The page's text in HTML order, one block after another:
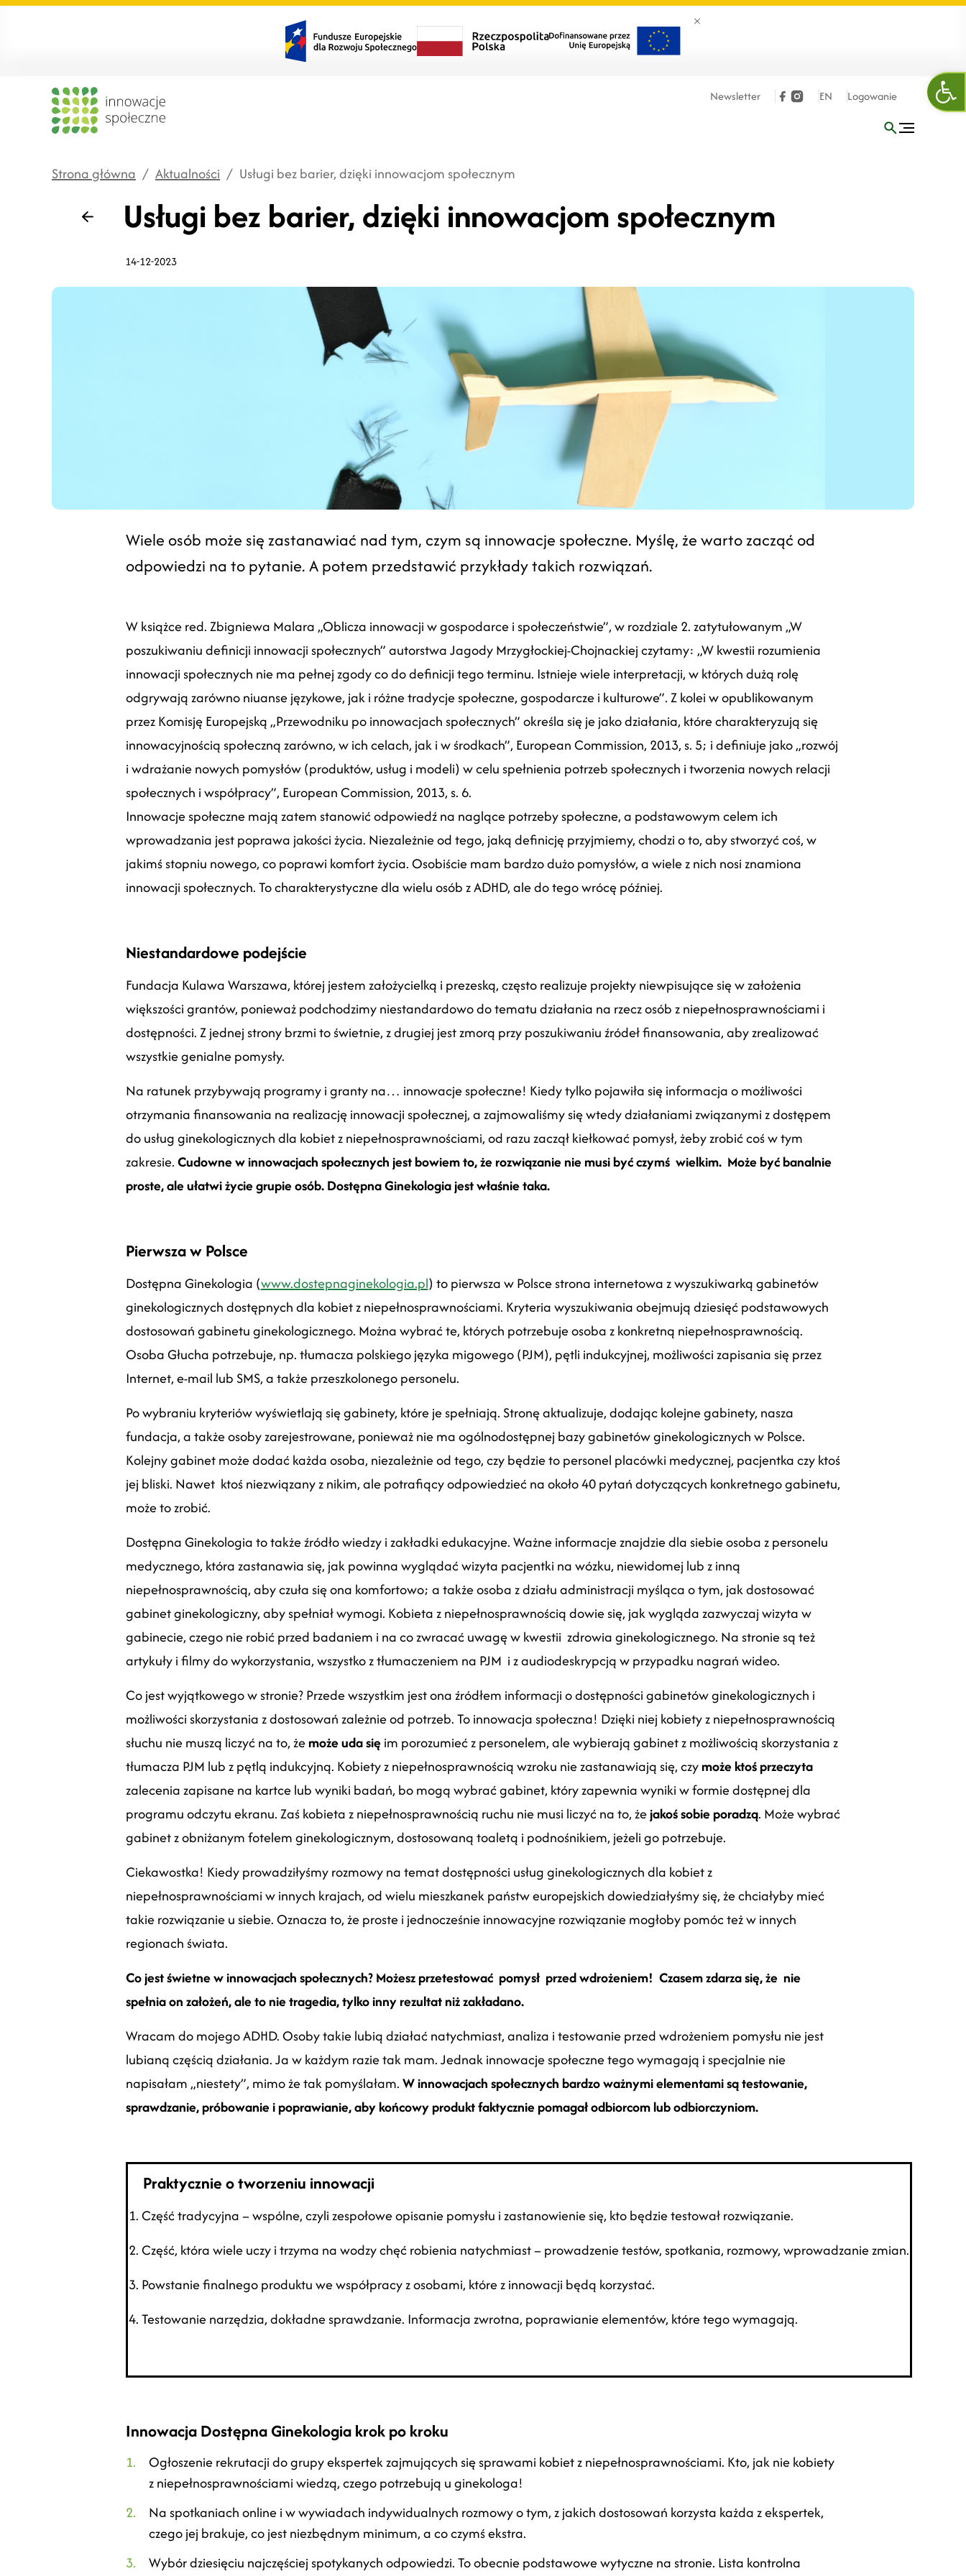
Zamknij banner
Newsletter EN Logowanie
Strona główna / Aktualności / Usługi bez barier, dzięki innowacjom społecznym
Wstecz
Usługi bez barier, dzięki innowacjom społecznym
14-12-2023
Wiele osób może się zastanawiać nad tym, czym są innowacje społeczne. Myślę, że warto zacząć od
odpowiedzi na to pytanie. A potem przedstawić przykłady takich rozwiązań.
W książce red. Zbigniewa Malara „Oblicza innowacji w gospodarce i społeczeństwie”, w rozdziale 2. zatytułowanym „W
poszukiwaniu definicji innowacji społecznych” autorstwa Jagody Mrzygłockiej-Chojnackiej czytamy: „W kwestii rozumienia
innowacji społecznych nie ma pełnej zgody co do definicji tego terminu. Istnieje wiele interpretacji, w których dużą rolę
odgrywają zarówno niuanse językowe, jak i różne tradycje społeczne, gospodarcze i kulturowe”. Z kolei w opublikowanym
przez Komisję Europejską „Przewodniku po innowacjach społecznych” określa się je jako działania, które charakteryzują się
innowacyjnością społeczną zarówno, w ich celach, jak i w środkach”, European Commission, 2013, s. 5; i definiuje jako „rozwój
i wdrażanie nowych pomysłów (produktów, usług i modeli) w celu spełnienia potrzeb społecznych i tworzenia nowych relacji
społecznych i współpracy”, European Commission, 2013, s. 6.
Innowacje społeczne mają zatem stanowić odpowiedź na naglące potrzeby społeczne, a podstawowym celem ich
wprowadzania jest poprawa jakości życia. Niezależnie od tego, jaką definicję przyjmiemy, chodzi o to, aby stworzyć coś, w
jakimś stopniu nowego, co poprawi komfort życia. Osobiście mam bardzo dużo pomysłów, a wiele z nich nosi znamiona
innowacji społecznych. To charakterystyczne dla wielu osób z ADHD, ale do tego wrócę później.
Niestandardowe podejście
Fundacja Kulawa Warszawa, której jestem założycielką i prezeską, często realizuje projekty niewpisujące się w założenia
większości grantów, ponieważ podchodzimy niestandardowo do tematu działania na rzecz osób z niepełnosprawnościami i
dostępności. Z jednej strony brzmi to świetnie, z drugiej jest zmorą przy poszukiwaniu źródeł finansowania, aby zrealizować
wszystkie genialne pomysły.
Na ratunek przybywają programy i granty na… innowacje społeczne! Kiedy tylko pojawiła się informacja o możliwości
otrzymania finansowania na realizację innowacji społecznej, a zajmowaliśmy się wtedy działaniami związanymi z dostępem
do usług ginekologicznych dla kobiet z niepełnosprawnościami, od razu zaczął kiełkować pomysł, żeby zrobić coś w tym
zakresie.Cudowne w innowacjach społecznych jest bowiem to, że rozwiązanie nie musi być czymś wielkim. Może być banalnie
proste, ale ułatwi życie grupie osób. Dostępna Ginekologia jest właśnie taka.
Pierwsza w Polsce
Dostępna Ginekologia (www.dostepnaginekologia.pl) to pierwsza w Polsce strona internetowa z wyszukiwarką gabinetów
ginekologicznych dostępnych dla kobiet z niepełnosprawnościami. Kryteria wyszukiwania obejmują dziesięć podstawowych
dostosowań gabinetu ginekologicznego. Można wybrać te, których potrzebuje osoba z konkretną niepełnosprawnością.
Osoba Głucha potrzebuje, np. tłumacza polskiego języka migowego (PJM), pętli indukcyjnej, możliwości zapisania się przez
Internet, e-mail lub SMS, a także przeszkolonego personelu.
Po wybraniu kryteriów wyświetlają się gabinety, które je spełniają. Stronę aktualizuje, dodając kolejne gabinety, nasza
fundacja, a także osoby zarejestrowane, ponieważ nie ma ogólnodostępnej bazy gabinetów ginekologicznych w Polsce.
Kolejny gabinet może dodać każda osoba, niezależnie od tego, czy będzie to personel placówki medycznej, pacjentka czy ktoś
jej bliski. Nawet ktoś niezwiązany z nikim, ale potrafiący odpowiedzieć na około 40 pytań dotyczących konkretnego gabinetu,
może to zrobić.
Dostępna Ginekologia to także źródło wiedzy i zakładki edukacyjne. Ważne informacje znajdzie dla siebie osoba z personelu
medycznego, która zastanawia się, jak powinna wyglądać wizyta pacjentki na wózku, niewidomej lub z inną
niepełnosprawnością, aby czuła się ona komfortowo; a także osoba z działu administracji myśląca o tym, jak dostosować
gabinet ginekologiczny, aby spełniał wymogi. Kobieta z niepełnosprawnością dowie się, jak wygląda zazwyczaj wizyta w
gabinecie, czego nie robić przed badaniem i na co zwracać uwagę w kwestii zdrowia ginekologicznego. Na stronie są też
artykuły i filmy do wykorzystania, wszystko z tłumaczeniem na PJM i z audiodeskrypcją w przypadku nagrań wideo.
Co jest wyjątkowego w stronie? Przede wszystkim jest ona źródłem informacji o dostępności gabinetów ginekologicznych i
możliwości skorzystania z dostosowań zależnie od potrzeb. To innowacja społeczna! Dzięki niej kobiety z niepełnosprawnością
słuchu nie muszą liczyć na to, żemoże uda sięim porozumieć z personelem, ale wybierają gabinet z możliwością skorzystania z
tłumacza PJM lub z pętlą indukcyjną. Kobiety z niepełnosprawnością wzroku nie zastanawiają się, czymoże ktoś przeczyta
zalecenia zapisane na kartce lub wyniki badań, bo mogą wybrać gabinet, który zapewnia wyniki w formie dostępnej dla
programu odczytu ekranu. Zaś kobieta z niepełnosprawnością ruchu nie musi liczyć na to, żejakoś sobie poradzą. Może wybrać
gabinet z obniżanym fotelem ginekologicznym, dostosowaną toaletą i podnośnikiem, jeżeli go potrzebuje.
Ciekawostka! Kiedy prowadziłyśmy rozmowy na temat dostępności usług ginekologicznych dla kobiet z
niepełnosprawnościami w innych krajach, od wielu mieszkanek państw europejskich dowiedziałyśmy się, że chciałyby mieć
takie rozwiązanie u siebie. Oznacza to, że proste i jednocześnie innowacyjne rozwiązanie mogłoby pomóc też w innych
regionach świata.
Co jest świetne w innowacjach społecznych? Możesz przetestować pomysł przedwdrożeniem! Czasem zdarza się, że nie
spełnia on założeń, ale to nie tragedia, tylko inny rezultat niż zakładano.
Wracam do mojego ADHD. Osoby takie lubią działać natychmiast, analiza i testowanie przed wdrożeniem pomysłu nie jest
lubianą częścią działania. Ja w każdym razie tak mam. Jednak innowacje społeczne tego wymagają i specjalnie nie
napisałam „niestety”, mimo że tak pomyślałam.W innowacjach społecznych bardzo ważnymi elementami są testowanie,
sprawdzanie, próbowanie i poprawianie, aby końcowy produkt faktycznie pomagał odbiorcom lub odbiorczyniom.
Praktycznie o tworzeniu innowacji
1. Część tradycyjna – wspólne, czyli zespołowe opisanie pomysłu i zastanowienie się, kto będzie testował rozwiązanie.
2. Część, która wiele uczy i trzyma na wodzy chęć robienia natychmiast – prowadzenie testów, spotkania, rozmowy, wprowadzanie zmian.
3. Powstanie finalnego produktu we współpracy z osobami, które z innowacji będą korzystać.
4. Testowanie narzędzia, dokładne sprawdzanie. Informacja zwrotna, poprawianie elementów, które tego wymagają.
Innowacja Dostępna Ginekologia krok po kroku
Ogłoszenie rekrutacji do grupy ekspertek zajmujących się sprawami kobiet z niepełnosprawnościami. Kto, jak nie kobiety
z niepełnosprawnościami wiedzą, czego potrzebują u ginekologa!
Na spotkaniach online i w wywiadach indywidualnych rozmowy o tym, z jakich dostosowań korzysta każda z ekspertek,
czego jej brakuje, co jest niezbędnym minimum, a co czymś ekstra.
Wybór dziesięciu najczęściej spotykanych odpowiedzi. To obecnie podstawowe wytyczne na stronie. Lista kontrolna